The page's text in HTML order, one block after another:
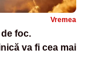
Vremea
foc.
va fi cea mai